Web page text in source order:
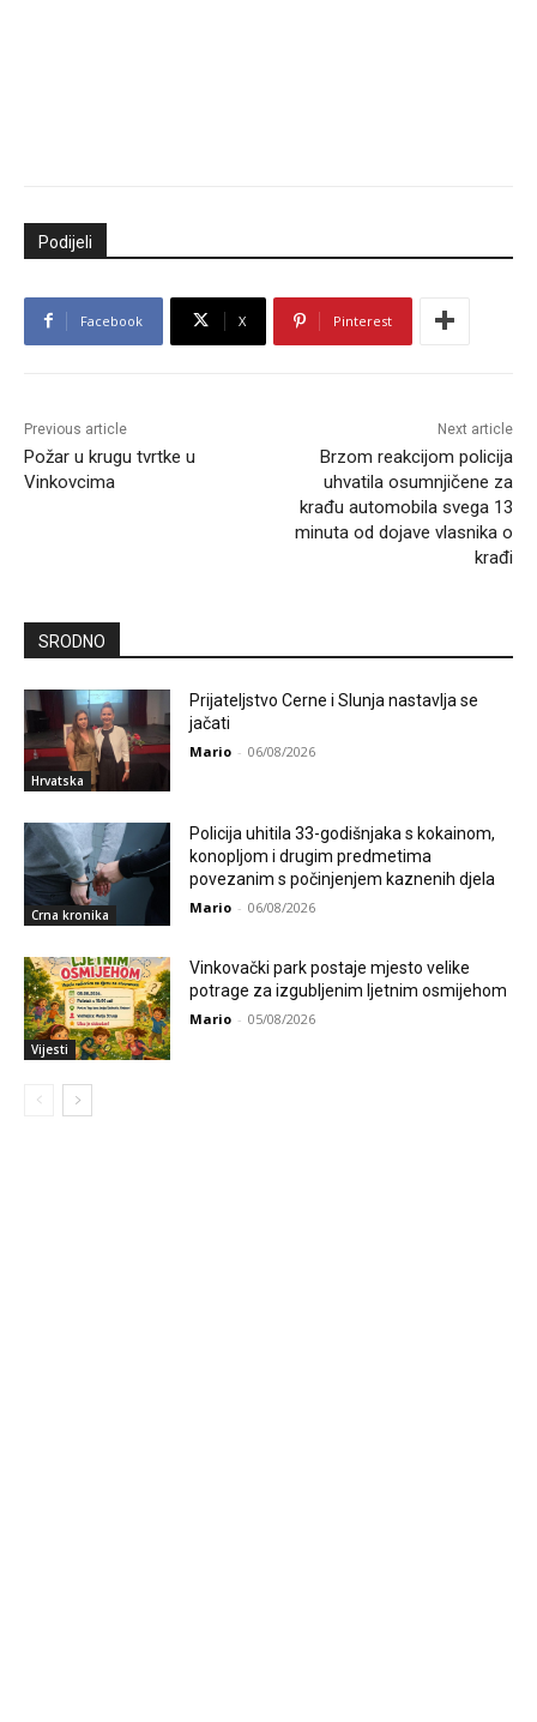
Podijeli
Facebook X Pinterest
Previous article
Požar u krugu tvrtke u
Vinkovcima
Next article
Brzom reakcijom policija
uhvatila osumnjičene za
krađu automobila svega 13
minuta od dojave vlasnika o
krađi
SRODNO
Hrvatska
Prijateljstvo Cerne i Slunja nastavlja se
jačati
Mario - 06/08/2026
Crna kronika
Policija uhitila 33-godišnjaka s kokainom,
konopljom i drugim predmetima
povezanim s počinjenjem kaznenih djela
Mario - 06/08/2026
Vijesti
Vinkovački park postaje mjesto velike
potrage za izgubljenim ljetnim osmijehom
Mario - 05/08/2026